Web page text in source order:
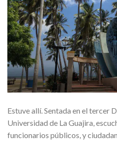
Estuve allí. Sentada en el tercer
Universidad de La Guajira,
funcionarios públicos, y